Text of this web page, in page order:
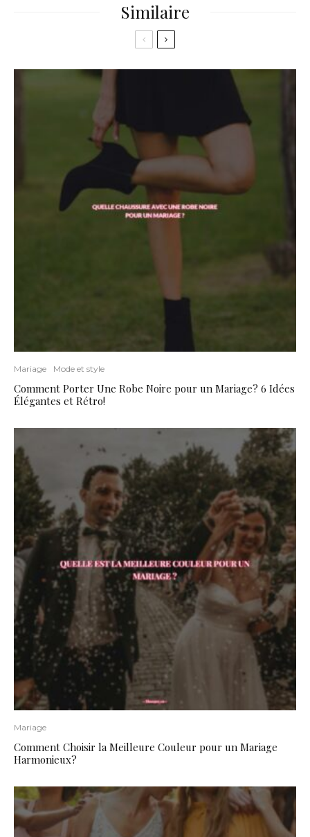
Similaire
Mariage Mode et style
Comment Porter Une Robe Noire pour un Mariage? 6 Idées
Élégantes et Rétro!
Mariage
Comment Choisir la Meilleure Couleur pour un Mariage
Harmonieux?